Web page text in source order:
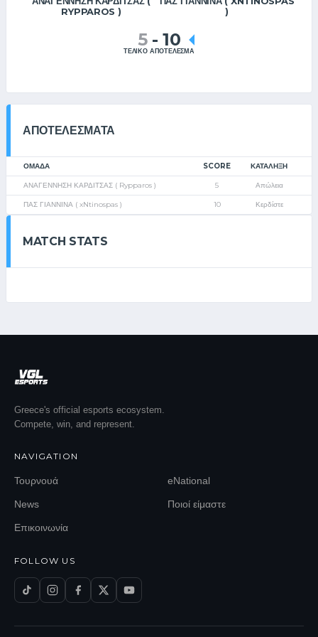
RYPPAROS )
)
5 - 10
ΤΕΛΙΚΟ ΑΠΟΤΕΛΕΣΜΑ
ΑΠΟΤΕΛΈΣΜΑΤΑ
ΟΜΑΔΑ SCORE ΚΑΤΆΛΗΞΗ
ΑΝΑΓΕΝΝΗΣΗ ΚΑΡΔΙΤΣΑΣ ( Rypparos ) 5 Απώλεια
ΠΑΣ ΓΙΑΝΝΙΝΑ ( xNtinospas ) 10 Κερδίστε
MATCH STATS
Greece's official esports ecosystem.
Compete, win, and represent.
NAVIGATION
Τουρνουά eNational
News Ποιοί είμαστε
Επικοινωνία
FOLLOW US